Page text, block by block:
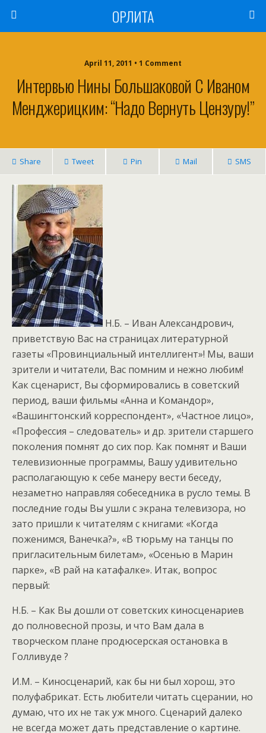
ОРЛИТА
April 11, 2011 • 1 Comment
Интервью Нины Большаковой С Иваном
Менджерицким: “Надо Вернуть Цензуру!”
Share Tweet Pin Mail SMS
Н.Б. – Иван Александрович,
приветствую Вас на страницах литературной
газеты «Провинциальный интеллигент»! Мы, ваши
зрители и читатели, Вас помним и нежно любим!
Как сценарист, Вы сформировались в советский
период, ваши фильмы «Анна и Командор»,
«Вашингтонский корреспондент», «Частное лицо»,
«Профессия – следователь» и др. зрители старшего
поколения помнят до сих пор. Как помнят и Ваши
телевизионные программы, Вашу удивительно
располагающую к себе манеру вести беседу,
незаметно направляя собеседника в русло темы. В
последние годы Вы ушли с экрана телевизора, но
зато пришли к читателям с книгами: «Когда
поженимся, Ванечка?», «В тюрьму на танцы по
пригласительным билетам», «Осенью в Марин
парке», «В рай на катафалке». Итак, вопрос
первый:
Н.Б. – Как Вы дошли от советских киносценариев
до полновесной прозы, и что Вам дала в
творческом плане продюсерская остановка в
Голливуде ?
И.М. – Киносценарий, как бы ни был хорош, это
полуфабрикат. Есть любители читать сцерании, но
думаю, что их не так уж много. Сценарий далеко
не всегда может дать представление о картине.